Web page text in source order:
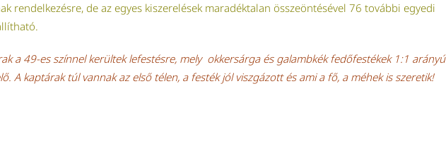
rendelkezésre, de az egyes kiszerelések maradéktalan összeöntésével 76 további egyedi
a 49-es színnel kerültek lefestésre, mely okkersárga és galambkék fedőfestékek 1:1 arányú
A kaptárak túl vannak az első télen, a festék jól viszgázott és ami a fő, a méhek is szeretik!